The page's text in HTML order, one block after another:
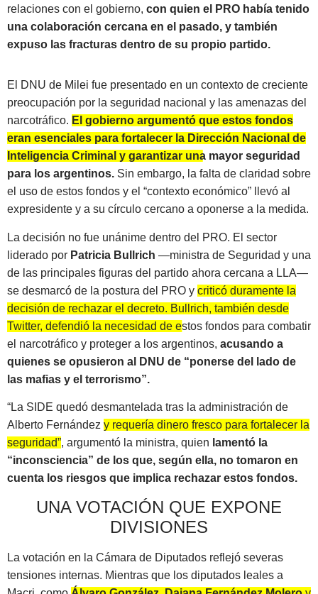
relaciones con el gobierno, con quien el PRO había tenido
una colaboración cercana en el pasado, y también
expuso las fracturas dentro de su propio partido.
El DNU de Milei fue presentado en un contexto de creciente
preocupación por la seguridad nacional y las amenazas del
narcotráfico. El gobierno argumentó que estos fondos
eran esenciales para fortalecer la Dirección Nacional de
Inteligencia Criminal y garantizar una mayor seguridad
para los argentinos. Sin embargo, la falta de claridad sobre
el uso de estos fondos y el “contexto económico” llevó al
expresidente y a su círculo cercano a oponerse a la medida.
La decisión no fue unánime dentro del PRO. El sector
liderado por Patricia Bullrich —ministra de Seguridad y una
de las principales figuras del partido ahora cercana a LLA—
se desmarcó de la postura del PRO y criticó duramente la
decisión de rechazar el decreto. Bullrich, también desde
Twitter, defendió la necesidad de estos fondos para combatir
el narcotráfico y proteger a los argentinos, acusando a
quienes se opusieron al DNU de “ponerse del lado de
las mafias y el terrorismo”.
“La SIDE quedó desmantelada tras la administración de
Alberto Fernández y requería dinero fresco para fortalecer la
seguridad”, argumentó la ministra, quien lamentó la
“inconsciencia” de los que, según ella, no tomaron en
cuenta los riesgos que implica rechazar estos fondos.
UNA VOTACIÓN QUE EXPONE
DIVISIONES
La votación en la Cámara de Diputados reflejó severas
tensiones internas. Mientras que los diputados leales a